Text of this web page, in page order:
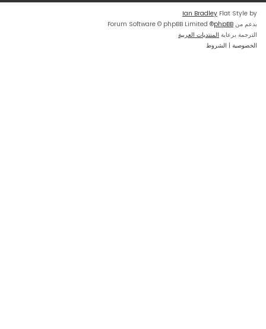
Flat Style by
Ian Bradley
بدعم من phpBB
® Forum Software © phpBB Limited
الترجمة برعاية المنتديات العربية
الخصوصية | الشروط